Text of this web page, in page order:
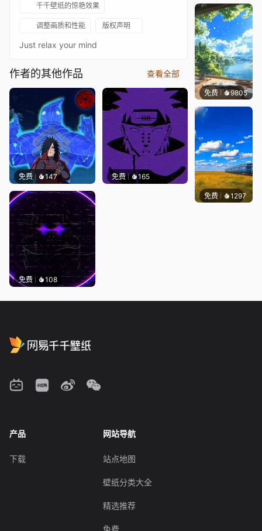
千千壁纸的惊艳效果
调整画质和性能 版权声明
Just relax your mind
作者的其他作品 查看全部
免费 147 免费 165
免费 108
免费 9805叮叮
免费 1297叮叮
产品
下载
网站导航
站点地图
壁纸分类大全
精选推荐
免费